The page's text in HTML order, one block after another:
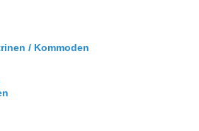
/ Kommoden